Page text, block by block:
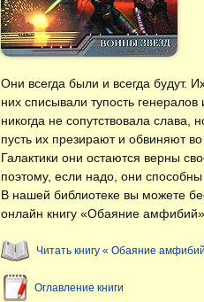
Они всегда были и всегда будут.
них списывали тупость
никогда не сопутствовала
пусть их презирают и обвиняют
Галактики они остаются верны
поэтому, если надо, они
В нашей библиотеке вы можете
онлайн книгу «Обаяние
Читать книгу « Обаяние
Оглавление книги